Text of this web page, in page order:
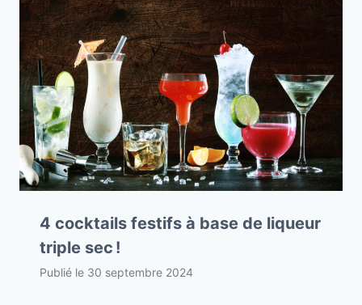
4 cocktails festifs à base de liqueur
triple sec !
Publié le 30 septembre 2024